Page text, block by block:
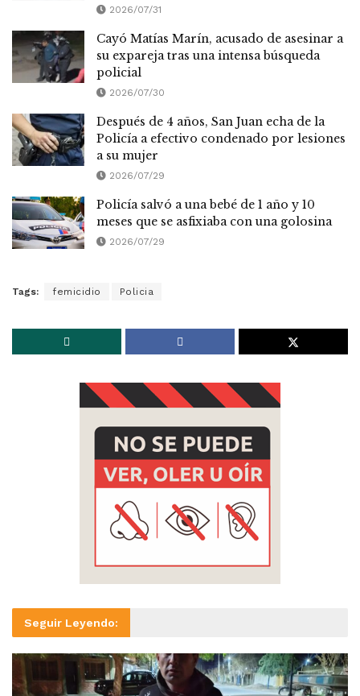
2026/07/31
Cayó Matías Marín, acusado de asesinar a
su expareja tras una intensa búsqueda
policial
2026/07/30
Después de 4 años, San Juan echa de la
Policía a efectivo condenado por lesiones
a su mujer
2026/07/29
Policía salvó a una bebé de 1 año y 10
meses que se asfixiaba con una golosina
2026/07/29
Tags: femicidio Policia
Seguir Leyendo: